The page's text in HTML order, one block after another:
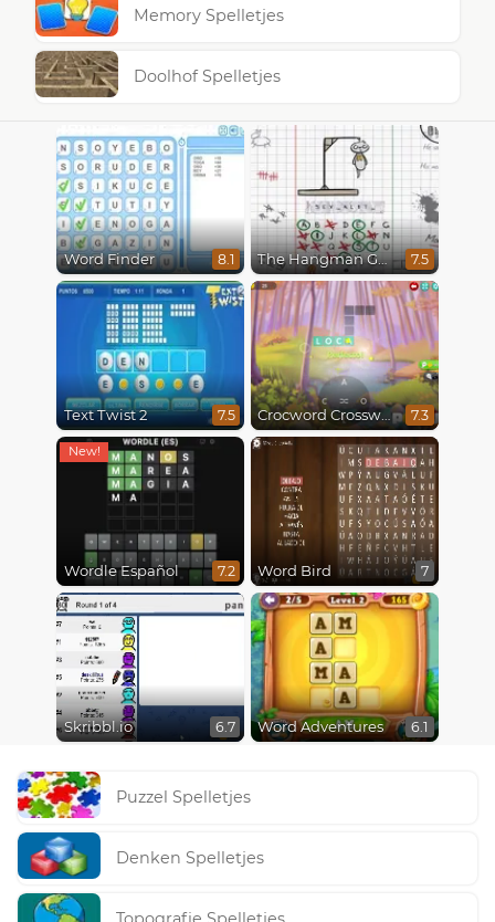
Memory Spelletjes
Doolhof Spelletjes
Word Finder 8.1 The Hangman Game Scrawl 7.5
Text Twist 2 7.5 Crocword Crossword 7.3
Wordle Español 7.2 Word Bird 7
Skribbl.io 6.7 Word Adventures 6.1
Puzzel Spelletjes
Denken Spelletjes